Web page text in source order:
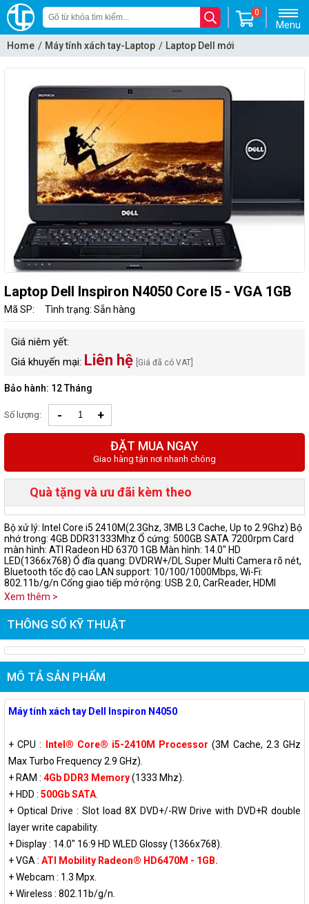
Menu
0
Home Máy tính xách tay-Laptop Laptop Dell mới
Laptop Dell Inspiron N4050 Core I5 - VGA 1GB
Mã SP: Tình trạng: Sẵn hàng
Giá niêm yết:
Giá khuyến mại: Liên hệ [Giá đã có VAT]
Bảo hành: 12 Tháng
Số lượng: - +
ĐẶT MUA NGAY
Giao hàng tận nơi nhanh chóng
Quà tặng và ưu đãi kèm theo
Bộ xử lý: Intel Core i5 2410M(2.3Ghz, 3MB L3 Cache, Up to 2.9Ghz) Bộ
nhớ trong: 4GB DDR31333Mhz Ổ cứng: 500GB SATA 7200rpm Card
màn hình: ATI Radeon HD 6370 1GB Màn hình: 14.0" HD
LED(1366x768) Ổ đĩa quang: DVDRW+/DL Super Multi Camera rõ nét,
Bluetooth tốc độ cao LAN support: 10/100/1000Mbps, Wi-Fi:
802.11b/g/n Cổng giao tiếp mở rộng: USB 2.0, CarReader, HDMI
Xem thêm >
THÔNG SỐ KỸ THUẬT
MÔ TẢ SẢN PHẨM
Máy tính xách tay Dell Inspiron N4050
+ CPU : Intel® Core® i5-2410M Processor(3M Cache, 2.3 GHz
Max Turbo Frequency 2.9 GHz).
+ RAM : 4Gb DDR3 Memory(1333 Mhz).
+ HDD : 500Gb SATA
+ Optical Drive : Slot load 8X DVD+/-RW Drive with DVD+R double
layer write capability.
+ Display : 14.0" 16:9 HD WLED Glossy (1366x768).
+ VGA : ATI Mobility Radeon® HD6470M - 1GB.
+ Webcam : 1.3 Mpx.
+ Wireless : 802.11b/g/n.